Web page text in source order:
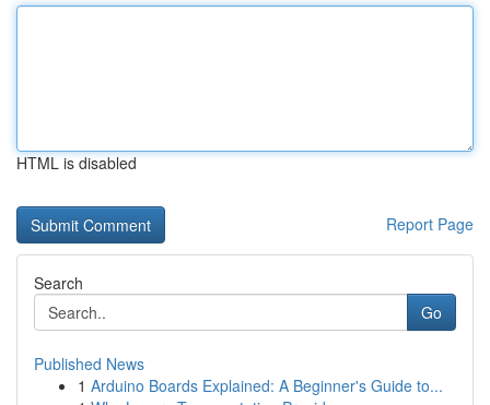
HTML is disabled
Report Page
Search
Go
Published News
1 Arduino Boards Explained: A Beginner's Guide to...